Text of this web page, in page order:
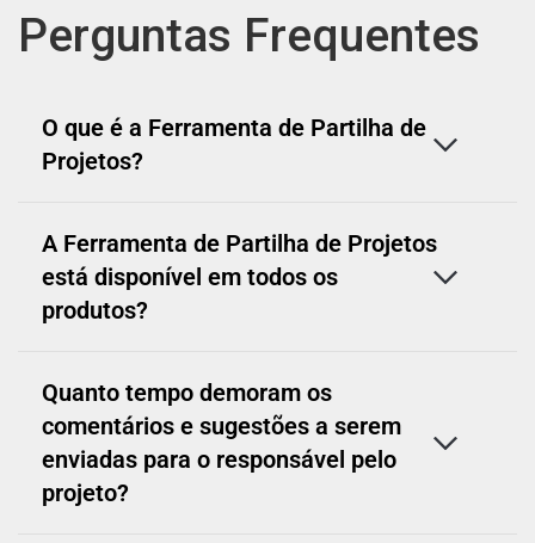
Perguntas Frequentes
O que é a Ferramenta de Partilha de
Projetos?
A Ferramenta de Partilha de Projetos
está disponível em todos os
produtos?
Quanto tempo demoram os
comentários e sugestões a serem
enviadas para o responsável pelo
projeto?